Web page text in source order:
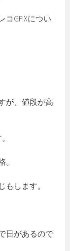
GFIXについ
が、値段が高
もします。
日があるので